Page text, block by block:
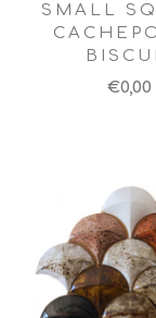
SMALL
€0,00